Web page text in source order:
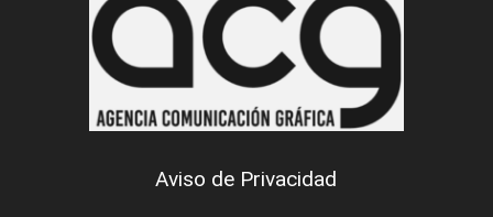
Aviso de Privacidad